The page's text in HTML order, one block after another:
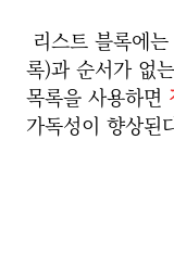
리스트 블록에
록)과 순서가 없
목록을 사용하면
가독성이 향상된